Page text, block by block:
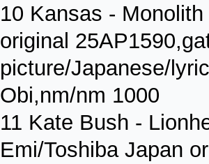
10 Kansas -
original
picture/Japanese/
Obi,nm/nm 1000
11 Kate Bush -
Emi/Toshiba Japan